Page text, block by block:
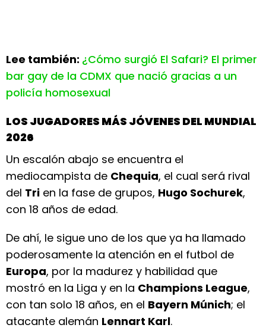
Lee también: ¿Cómo surgió El Safari? El primer
bar gay de la CDMX que nació gracias a un
policía homosexual
LOS JUGADORES MÁS JÓVENES DEL MUNDIAL
2026
Un escalón abajo se encuentra el
mediocampista de Chequia, el cual será rival
del Tri en la fase de grupos, Hugo Sochurek,
con 18 años de edad.
De ahí, le sigue uno de los que ya ha llamado
poderosamente la atención en el futbol de
Europa, por la madurez y habilidad que
mostró en la Liga y en la Champions League,
con tan solo 18 años, en el Bayern Múnich; el
atacante alemán Lennart Karl.